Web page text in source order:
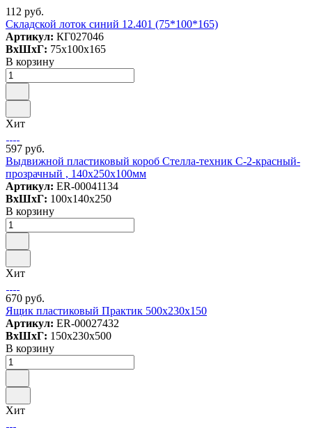
112 руб.
Складской лоток синий 12.401 (75*100*165)
Артикул: КГ027046
ВxШxГ: 75x100x165
В корзину
Хит
597 руб.
Выдвижной пластиковый короб Стелла-техник С-2-красный-
прозрачный , 140х250х100мм
Артикул: ER-00041134
ВxШxГ: 100x140x250
В корзину
Хит
670 руб.
Ящик пластиковый Практик 500x230x150
Артикул: ER-00027432
ВxШxГ: 150x230x500
В корзину
Хит